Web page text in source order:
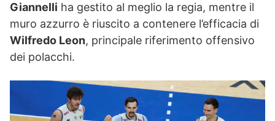
Giannelli ha gestito al meglio la regia, mentre il
muro azzurro è riuscito a contenere l’efficacia di
Wilfredo Leon, principale riferimento offensivo
dei polacchi.